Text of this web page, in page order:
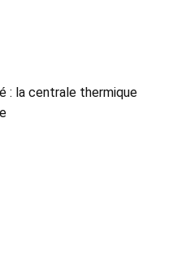
: la centrale thermique